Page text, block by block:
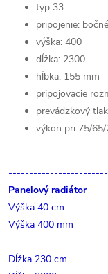
typ 33
pripojenie: bočné
výška: 400
dĺžka: 2300
hĺbka: 155 mm
pripojovacie
prevádzkový
výkon pri 75/
Panelový radiátor
Výška 40 cm
Výška 400 mm
Dĺžka 230 cm